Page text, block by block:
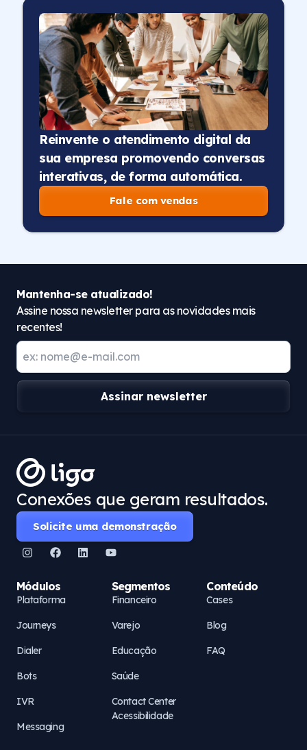
Reinvente o atendimento digital da
sua empresa promovendo conversas
interativas, de forma automática.
Fale com vendas
Mantenha-se atualizado!
Assine nossa newsletter para as novidades mais
recentes!
Assinar newsletter
Conexões que geram resultados.
Solicite uma demonstração
Módulos
Plataforma
Journeys
Dialer
Bots
IVR
Messaging
Segmentos
Financeiro
Varejo
Educação
Saúde
Contact Center
Acessibilidade
Conteúdo
Cases
Blog
FAQ